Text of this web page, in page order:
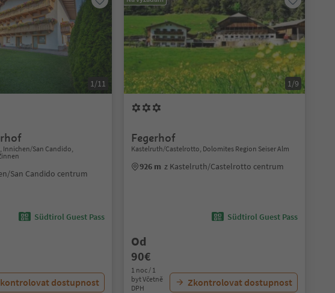
1/11
Innichen/San Candido,
San Candido centrum
Südtirol Guest Pass
dostupnost
1/9
Fegerhof
Kastelruth/Castelrotto, Dolomites Region Seiser Alm
926 m z Kastelruth/Castelrotto centrum
Südtirol Guest Pass
Od
90€
1 noc / 1
byt Včetně
DPH
Zkontrolovat dostupnost